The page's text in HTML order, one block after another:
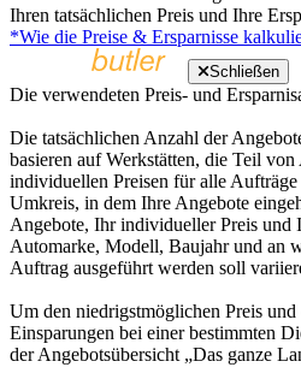
Ihren tatsächlichen Preis und Ihre
*Wie die Preise & Ersparnisse
Schließen
Die verwendeten Preis- und
Die tatsächlichen Anzahl der
basieren auf Werkstätten, die Teil
individuellen Preisen für alle
Umkreis, in dem Ihre Angebote
Angebote, Ihr individueller Preis und
Automarke, Modell, Baujahr und an
Auftrag ausgeführt werden soll
Um den niedrigstmöglichen Preis
Einsparungen bei einer bestimmten
der Angebotsübersicht „Das ganze